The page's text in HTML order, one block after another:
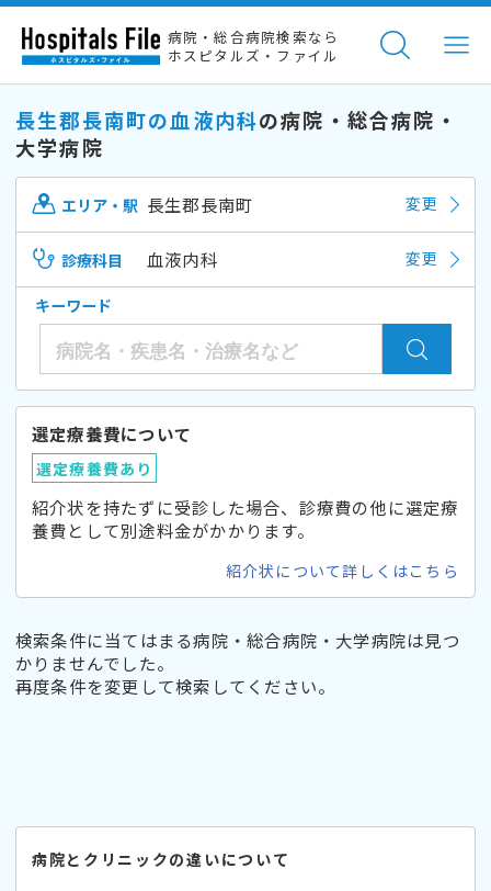
病院・総合病院検索なら
ホスピタルズ・ファイル
長生郡長南町の血液内科の病院・総合病院・
大学病院
エリア・駅 長生郡長南町 変更
診療科目 血液内科 変更
キーワード
選定療養費について
選定療養費あり
紹介状を持たずに受診した場合、診療費の他に選定療
養費として別途料金がかかります。
紹介状について詳しくはこちら
検索条件に当てはまる病院・総合病院・大学病院は見つ
かりませんでした。
再度条件を変更して検索してください。
病院とクリニックの違いについて